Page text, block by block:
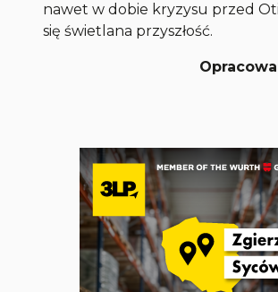
nawet w dobie kryzysu przed
się świetlana przyszłość.